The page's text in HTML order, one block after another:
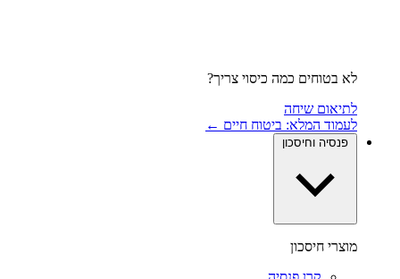
לא בטוחים כמה כיסוי צריך?
לתיאום שיחה
לעמוד המלא: ביטוח חיים ←
פנסיה וחיסכון
מוצרי חיסכון